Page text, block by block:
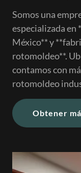
Somos una
especializada en
México** y
rotomoldeo**.
contamos con
rotomoldeo
Obtener